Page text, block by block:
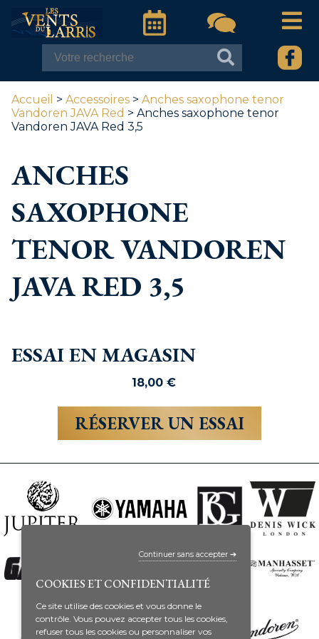
Accueil > Accessoires > Anches saxophone tenor
Vandoren JAVA Red > Anches saxophone tenor
Vandoren JAVA Red 3,5
ANCHES
SAXOPHONE
TENOR VANDOREN
JAVA RED 3,5
ESSAI EN MAGASIN
18,00 €
RÉSERVER UN ESSAI
Continuer sans accepter ➔
COOKIES ET CONFIDENTIALITÉ
Ce site utilise des cookies et vous donne le
contrôle. Vous pouvez accepter tous les cookies,
refuser tous les cookies ou personnaliser vos